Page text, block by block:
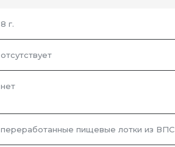
8 г.
отсутствует
нет
переработанные пищевые лотки из ВПС